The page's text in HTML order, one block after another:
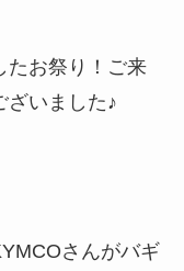
たお祭り！ご来
ざいました♪
さんがバギ